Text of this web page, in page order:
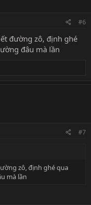
#6
đường zô, định ghé
đâu mà lần
#7
zô, định ghé qua
mà lần